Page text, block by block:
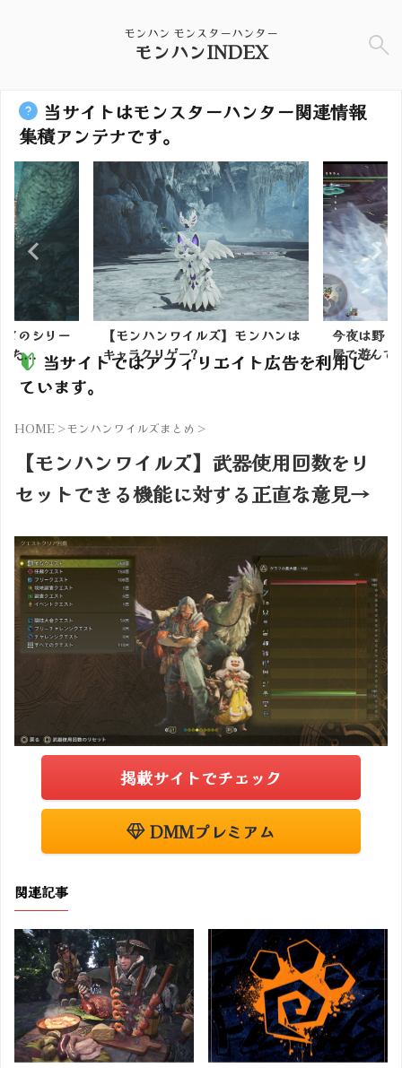
モンハン モンスターハンター
モンハンINDEX
当サイトはモンスターハンター関連情報
集積アンテナです。
のシリー
た...
【モンハンワイルズ】モンハンは
キャラクリゲー?
今夜は野
屋で遊んで
当サイトではアフィリエイト広告を利用し
ています。
HOME >モンハンワイルズまとめ >
【モンハンワイルズ】武器使用回数をリ
セットできる機能に対する正直な意見→
掲載サイトでチェック
DMMプレミアム
関連記事